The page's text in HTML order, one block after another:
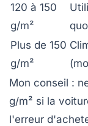
120 à 150
g/m²
Plus de 150
g/m²
Mon conseil :
g/m² si la
l'erreur